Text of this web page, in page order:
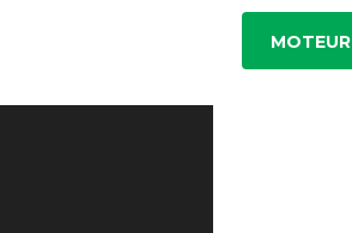
MOTEUR